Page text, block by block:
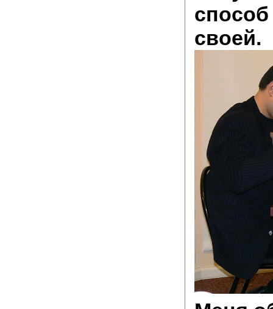
способ
своей.